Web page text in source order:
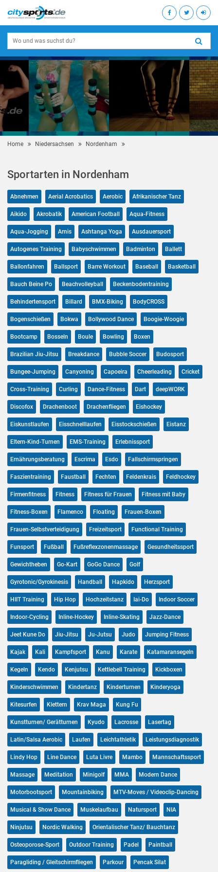
Home Niedersachsen Nordenham
Sportarten in Nordenham
Abnehmen Aerial Acrobatics Aerobic Afrikanischer Tanz
Aikido Akrobatik American Football Aqua-Fitness
Aqua-Jogging Arnis Ashtanga Yoga Ausdauersport
Autogenes Training Babyschwimmen Badminton Ballett
Ballonfahren Ballsport Barre Workout Baseball Basketball
Bauch Beine Po Beachvolleyball Beckenbodentraining
Behindertensport Billard BMX-Biking BodyCROSS
Bogenschießen Bokwa Bollywood Dance Boogie-Woogie
Bootcamp Bosseln Boule Bowling Boxen
Brazilian Jiu-Jitsu Breakdance Bubble Soccer Budosport
Bungee-Jumping Canyoning Capoeira Cheerleading Cricket
Cross-Training Curling Dance-Fitness Dart deepWORK
Discofox Drachenboot Drachenfliegen Eishockey
Eiskunstlaufen Eisschnelllaufen Eisstockschießen Eistanz
Eltern-Kind-Turnen EMS-Training Erlebnissport
Ernährungsberatung Escrima Esdo Fallschirmspringen
Faszientraining Faustball Fechten Feldenkrais Feldhockey
Firmenfitness Fitness Fitness für Frauen Fitness mit Baby
Fitness-Boxen Flamenco Floating Frauen-Boxen
Frauen-Selbstverteidigung Freizeitsport Functional Training
Funsport Fußball Fußreflexzonenmassage Gesundheitssport
Gewichtheben Go-Kart GoGo Dance Golf
Gyrotonic/Gyrokinesis Handball Hapkido Herzsport
HIIT Training Hip Hop Hochzeitstanz Iai-Do Indoor Soccer
Indoor-Cycling Inline-Hockey Inline-Skating Jazz-Dance
Jeet Kune Do Jiu-Jitsu Ju-Jutsu Judo Jumping Fitness
Kajak Kali Kampfsport Kanu Karate Katamaransegeln
Kegeln Kendo Kenjutsu Kettlebell Training Kickboxen
Kinderschwimmen Kindertanz Kinderturnen Kinderyoga
Kitesurfen Klettern Krav Maga Kung Fu
Kunstturnen/ Gerätturnen Kyudo Lacrosse Lasertag
Latin/Salsa Aerobic Laufen Leichtathletik Leistungsdiagnostik
Lindy Hop Line Dance Luta Livre Mambo Mannschaftssport
Massage Meditation Minigolf MMA Modern Dance
Motorbootsport Mountainbiking MTV-Moves / Videoclip-Dancing
Musical & Show Dance Muskelaufbau Natursport NIA
Ninjutsu Nordic Walking Orientalischer Tanz/ Bauchtanz
Osteoporose-Sport Outdoor Training Padel Paintball
Paragliding / Gleitschirmfliegen Parkour Pencak Silat